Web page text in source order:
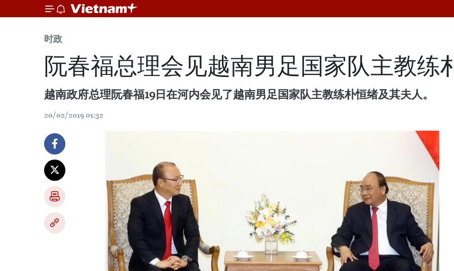
时政
阮春福总理会见越南男足国家队主教练
越南政府总理阮春福19日在河内会见了越南男足国家队主教练朴恒绪及其夫人。
20/02/2019 01:32